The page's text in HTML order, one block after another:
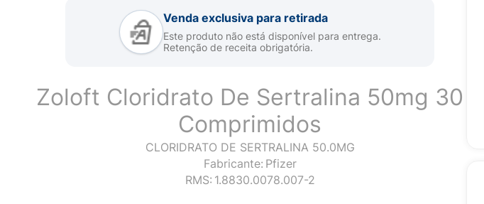
Venda exclusiva para retirada
Este produto não está disponível para entrega.
Retenção de receita obrigatória.
Zoloft Cloridrato De Sertralina 50mg 30
Comprimidos
CLORIDRATO DE SERTRALINA 50.0MG
Fabricante: Pfizer
RMS: 1.8830.0078.007-2